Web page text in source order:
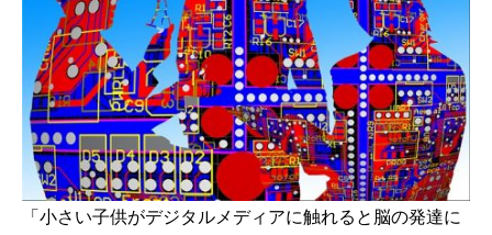
「小さい子供がデジタルメディアに触れると脳の発達に